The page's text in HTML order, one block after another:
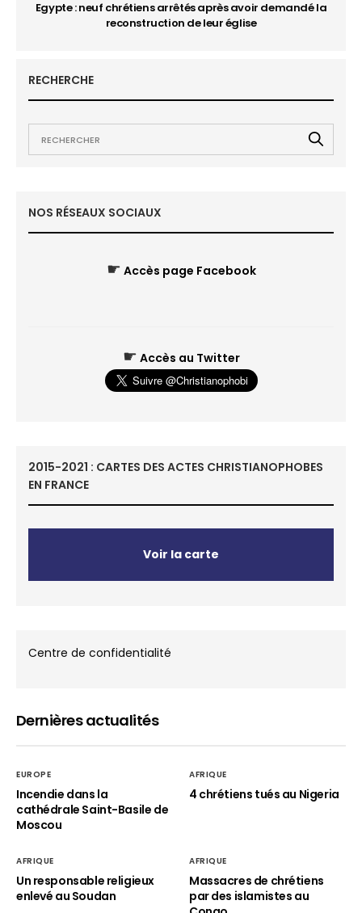
Egypte : neuf chrétiens arrêtés après avoir demandé la
reconstruction de leur église
RECHERCHE
NOS RÉSEAUX SOCIAUX
☛ Accès page Facebook
☛ Accès au Twitter
2015-2021 : CARTES DES ACTES CHRISTIANOPHOBES
EN FRANCE
Voir la carte
Centre de confidentialité
Dernières actualités
EUROPE
Incendie dans la
cathédrale Saint-Basile de
Moscou
AFRIQUE
4 chrétiens tués au Nigeria
AFRIQUE
Un responsable religieux
enlevé au Soudan
AFRIQUE
Massacres de chrétiens
par des islamistes au